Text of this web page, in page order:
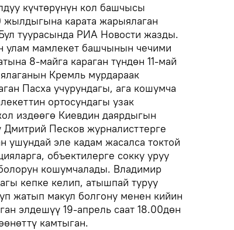
күчтөрүнүн кол башчысы
карата жарыялаган
туурасында РИА Новости жазды.
улам мамлекет башчынын чечими
8-майга караган түндөн 11-май
Кремль мурдараак
Пасха учурундагы, ага кошумча
ортосундагы узак
издөөгө Киевдин даярдыгын
Песков журналисттерге
ушундай эле кадам жасалса токтой
объектилерге сокку уруу
кошумчалады. Владимир
кепке келип, атышпай туруу
жатып макул болгону менен кийин
элдешүү 19-апрель саат 18.00дөн
камтыган.